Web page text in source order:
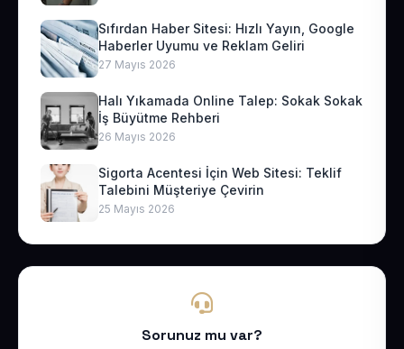
Sıfırdan Haber Sitesi: Hızlı Yayın, Google
Haberler Uyumu ve Reklam Geliri
27 Mayıs 2026
Halı Yıkamada Online Talep: Sokak Sokak
İş Büyütme Rehberi
26 Mayıs 2026
Sigorta Acentesi İçin Web Sitesi: Teklif
Talebini Müşteriye Çevirin
25 Mayıs 2026
Sorunuz mu var?